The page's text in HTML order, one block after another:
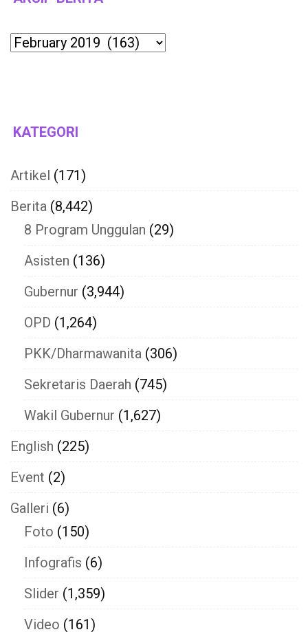
Archives
KATEGORI
Artikel (171)
Berita (8,442)
8 Program Unggulan (29)
Asisten (136)
Gubernur (3,944)
OPD (1,264)
PKK/Dharmawanita (306)
Sekretaris Daerah (745)
Wakil Gubernur (1,627)
English (225)
Event (2)
Galleri (6)
Foto (150)
Infografis (6)
Slider (1,359)
Video (161)